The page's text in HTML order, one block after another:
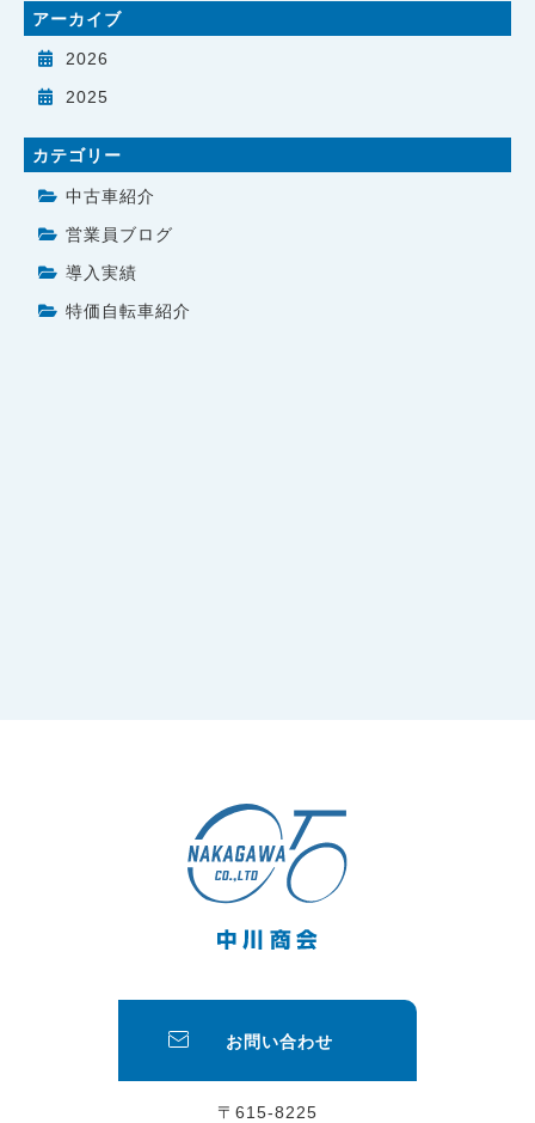
アーカイブ
2026
2025
カテゴリー
中古車紹介
営業員ブログ
導入実績
特価自転車紹介
お問い合わせ
〒615-8225